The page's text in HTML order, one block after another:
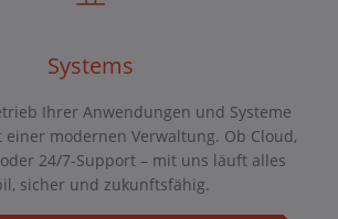
Systems
Ihrer Anwendungen und Systeme
einer modernen Verwaltung. Ob Cloud,
24/7-Support – mit uns läuft alles
sicher und zukunftsfähig.